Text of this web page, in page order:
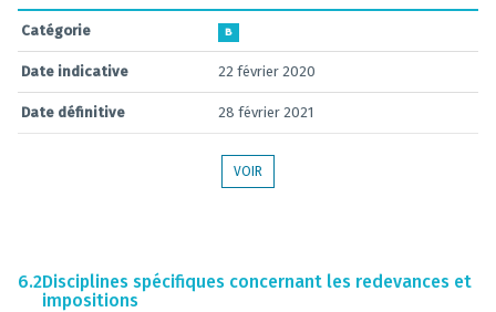
Catégorie B
Date indicative 22 février 2020
Date définitive 28 février 2021
VOIR
6.2Disciplines spécifiques concernant les redevances et
impositions